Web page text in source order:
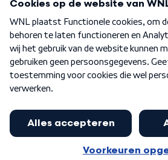
Nieuwsbrief
Word Lid